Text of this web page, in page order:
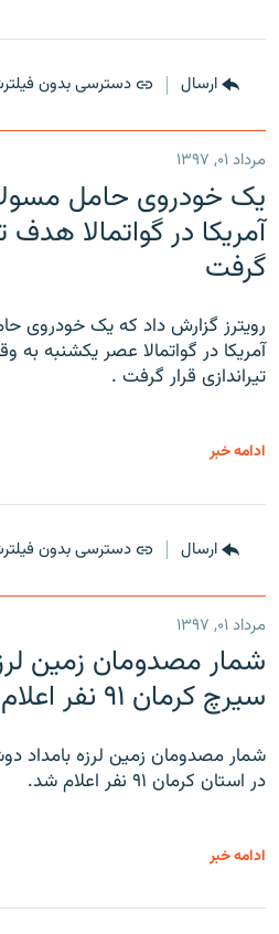
ارسال دسترسی بدون
مرداد ۰۱, ۱۳۹۷
یک خودروی حامل
آمریکا در گواتمالا هدف
گرفت
رویترز گزارش داد که یک خودروی
آمریکا در گواتمالا عصر یکشنبه
تیراندازی قرار گرفت .
ادامه خبر
ارسال دسترسی بدون
مرداد ۰۱, ۱۳۹۷
شمار مصدومان زمین
سیرچ کرمان ۹۱ نفر اعلام شد
شمار مصدومان زمین لرزه بامداد
در استان کرمان ۹۱ نفر اعلام شد.
ادامه خبر